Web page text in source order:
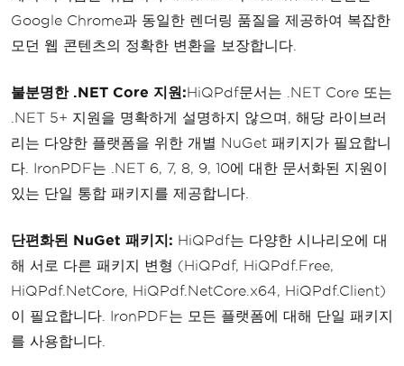
Google Chrome과 동일한 렌더링 품질을 제공하여 복잡한
모던 웹 콘텐츠의 정확한 변환을 보장합니다.
불분명한 .NET Core 지원:HiQPdf문서는 .NET Core 또는
.NET 5+ 지원을 명확하게 설명하지 않으며, 해당 라이브러
리는 다양한 플랫폼을 위한 개별 NuGet 패키지가 필요합니
다. IronPDF는 .NET 6, 7, 8, 9, 10에 대한 문서화된 지원이
있는 단일 통합 패키지를 제공합니다.
단편화된 NuGet 패키지: HiQPdf는 다양한 시나리오에 대
해 서로 다른 패키지 변형 (HiQPdf, HiQPdf.Free,
HiQPdf.NetCore, HiQPdf.NetCore.x64, HiQPdf.Client)
이 필요합니다. IronPDF는 모든 플랫폼에 대해 단일 패키지
를 사용합니다.